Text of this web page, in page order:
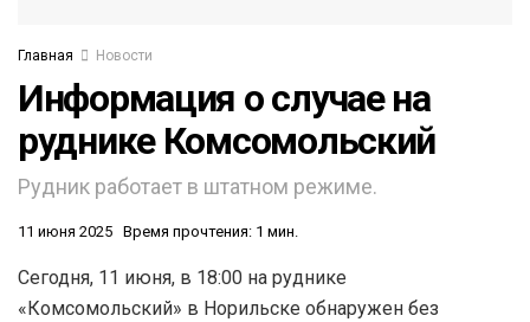
Главная Новости
Информация о случае на
руднике Комсомольский
Рудник работает в штатном режиме.
11 июня 2025 Время прочтения: 1 мин.
Сегодня, 11 июня, в 18:00 на руднике
«Комсомольский» в Норильске обнаружен без